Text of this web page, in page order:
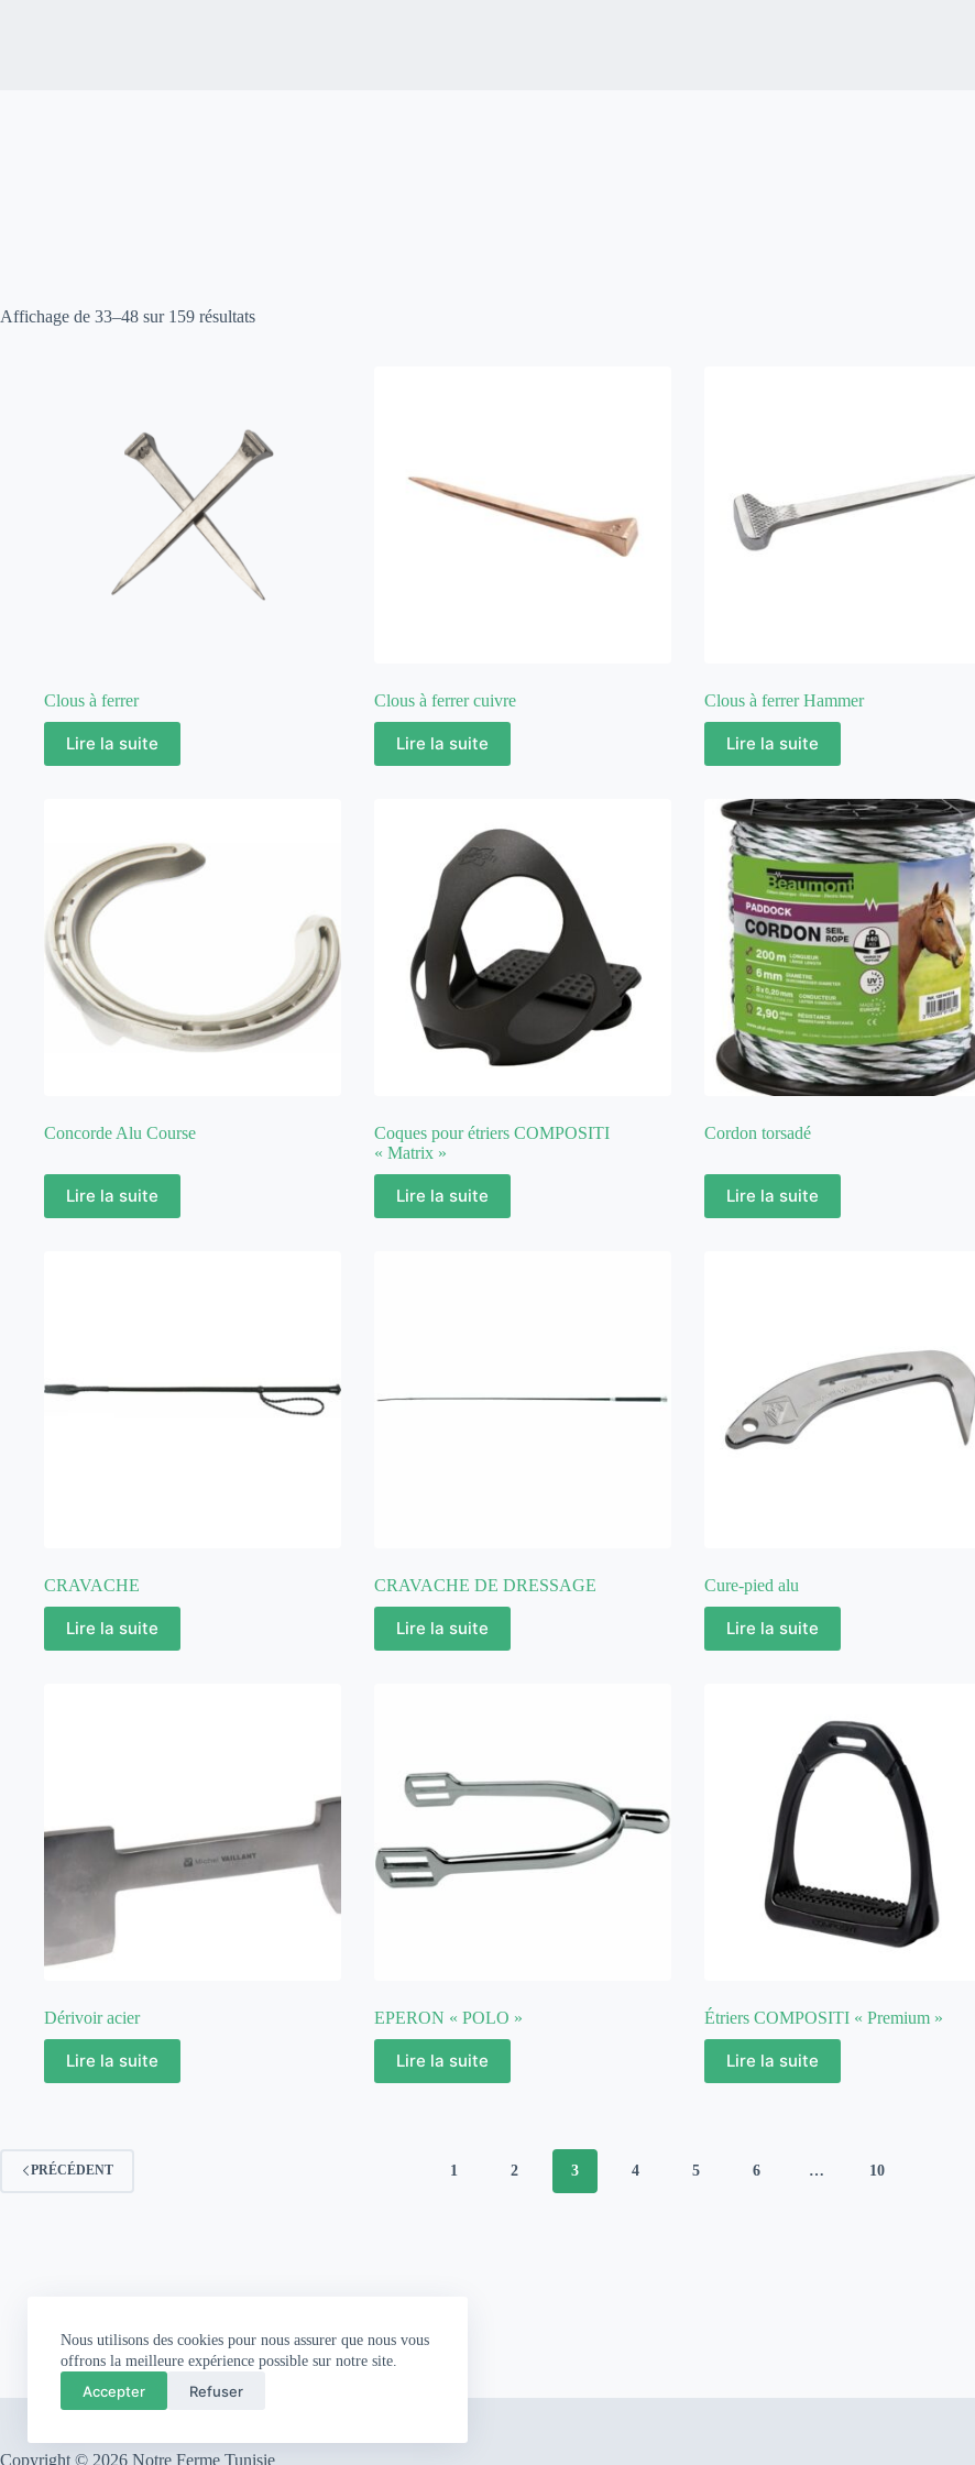
Nous utilisons des cookies pour nous assurer que nous vous
offrons la meilleure expérience possible sur notre site.
Accepter Refuser
Affichage de 33–48 sur 159 résultats
Clous à ferrer
Lire la suite
Clous à ferrer cuivre
Lire la suite
Clous à ferrer Hammer
Lire la suite
Concorde Alu Course
Lire la suite
Coques pour étriers COMPOSITI
« Matrix »
Lire la suite
Cordon torsadé
Lire la suite
CRAVACHE
Lire la suite
CRAVACHE DE DRESSAGE
Lire la suite
Cure-pied alu
Lire la suite
Dérivoir acier
Lire la suite
EPERON « POLO »
Lire la suite
Étriers COMPOSITI « Premium »
Lire la suite
PRÉCÉDENT 1 2 3 4 5 6 … 10
Copyright © 2026 Notre Ferme Tunisie